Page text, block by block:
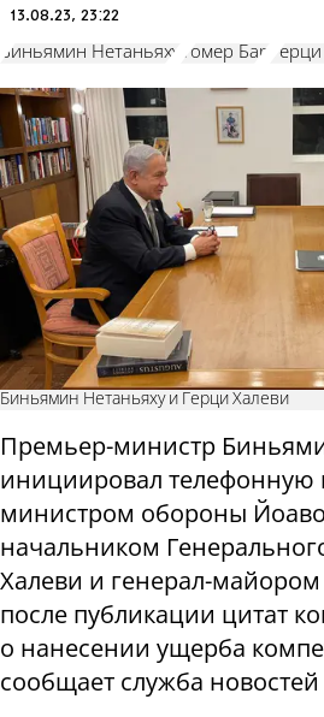
13.08.23, 23:22
Биньямин Нетаньяху Томер Бар
Биньямин Нетаньяху и Герци Халеви
Премьер-министр
инициировал
министром обороны
начальником
Халеви и генерал-
после публикации цитат
о нанесении ущерба
сообщает служба новостей